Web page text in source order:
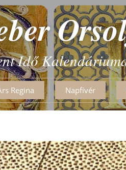
Idő
Regina Napfívér